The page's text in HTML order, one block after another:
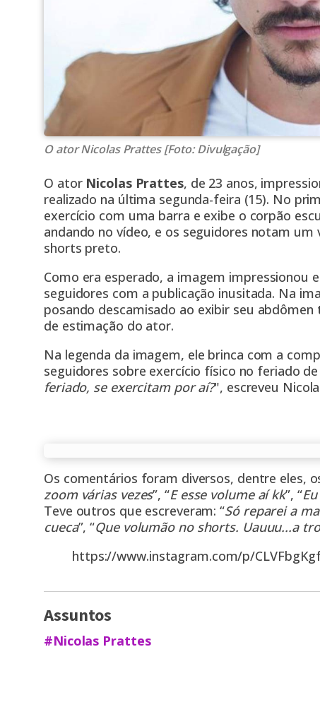
O ator Nicolas Prattes [Foto: Divulgação]
O ator Nicolas Prattes, de 23 anos,
realizado na última segunda-feira (15). No
exercício com uma barra e exibe o corpão
andando no vídeo, e os seguidores notam
shorts preto.
Como era esperado, a imagem impressionou
seguidores com a publicação inusitada. Na
posando descamisado ao exibir seu
de estimação do ator.
Na legenda da imagem, ele brinca com a
seguidores sobre exercício físico no feriado de
feriado, se exercitam por aí?", escreveu
Os comentários foram diversos, dentre eles,
zoom várias vezes”, “E esse volume aí kk”, “
Teve outros que escreveram: “Só reparei a
cueca”, “Que volumão no shorts. Uauuu...a
https://www.instagram.com/p/
Assuntos
#Nicolas Prattes